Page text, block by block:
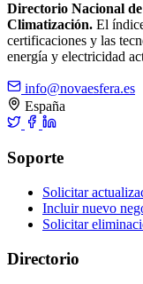
Directorio Nacional
Climatización. El
certificaciones y las
energía y electricidad
info@novaesfera.es
España
Soporte
Solicitar
Incluir nuevo
Solicitar
Directorio